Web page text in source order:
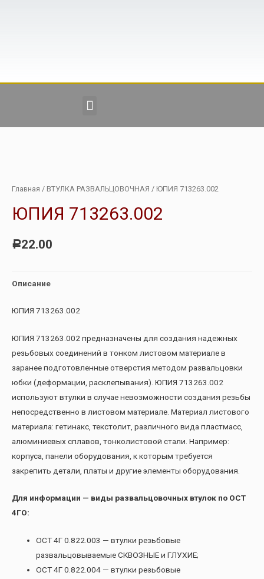
Главная / ВТУЛКА РАЗВАЛЬЦОВОЧНАЯ / ЮПИЯ 713263.002
ЮПИЯ 713263.002
Р22.00
Описание
ЮПИЯ 713263.002
ЮПИЯ 713263.002 предназначены для создания надежных
резьбовых соединений в тонком листовом материале в
заранее подготовленные отверстия методом развальцовки
юбки (деформации, расклепывания). ЮПИЯ 713263.002
используют втулки в случае невозможности создания резьбы
непосредственно в листовом материале. Материал листового
материала: гетинакс, текстолит, различного вида пластмасс,
алюминиевых сплавов, тонколистовой стали. Например:
корпуса, панели оборудования, к которым требуется
закрепить детали, платы и другие элементы оборудования.
Для информации — виды развальцовочных втулок по ОСТ
4ГО:
ОСТ 4Г 0.822.003 — втулки резьбовые
развальцовываемые СКВОЗНЫЕ и ГЛУХИЕ;
ОСТ 4Г 0.822.004 — втулки резьбовые